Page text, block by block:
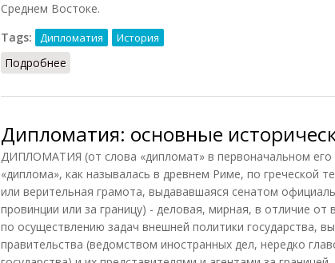
Среднем Востоке.
Tags:
Дипломатия История
Подробнее
Дипломатия: основные
ДИПЛОМАТИЯ (от слова «дипломат» в первоначальном его
«диплома», как называлась в древнем Риме, по греческой
или верительная грамота, выдававшаяся сенатом
провинции или за границу) - деловая, мирная, в отличие от
по осуществлению задач внешней политики государства,
правительства (ведомством иностранных дел, нередко